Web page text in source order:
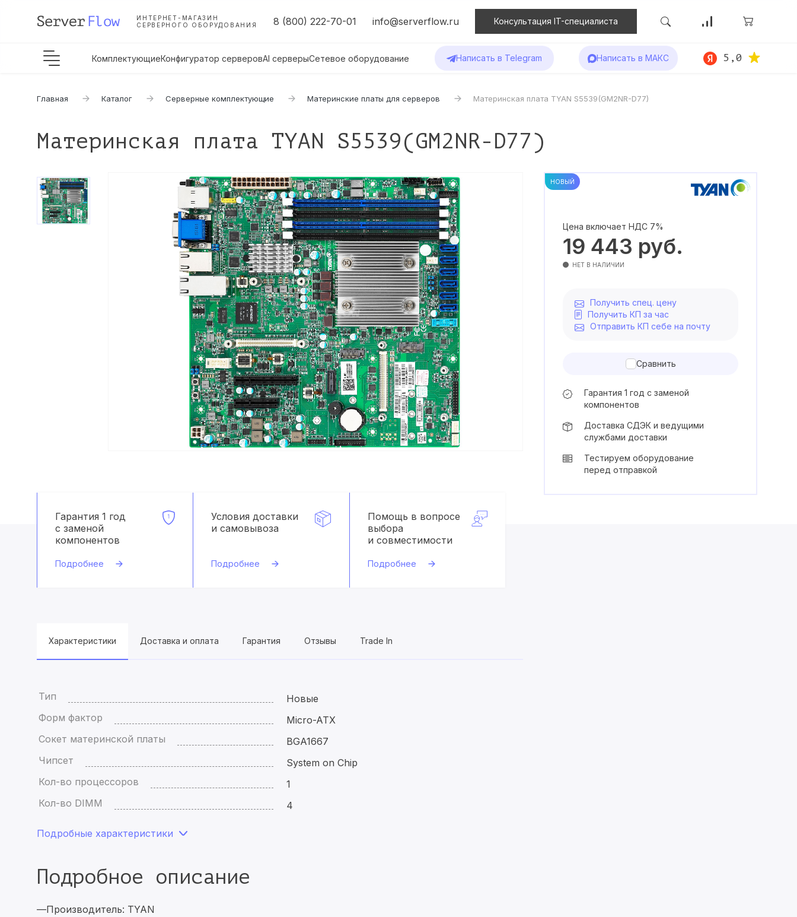
ИНТЕРНЕТ-МАГАЗИН
СЕРВЕРНОГО ОБОРУДОВАНИЯ
8 (800) 222-70-01 info@serverflow.ru Консультация IT-специалиста
КомплектующиеКонфигуратор серверовAI серверыСетевое оборудование Написать в Telegram Написать в МАКС 5,0
Главная Каталог Серверные комплектующие Материнские платы для серверов Материнская плата TYAN S5539(GM2NR-D77)
Материнская плата TYAN S5539(GM2NR-D77)
Гарантия 1 год
с заменой
компонентов
Подробнее
Условия доставки
и самовывоза
Подробнее
Помощь в вопросе
выбора
и совместимости
Подробнее
Характеристики Доставка и оплата Гарантия Отзывы Trade In
Тип
Новые
Форм фактор
Micro-ATX
Сокет материнской платы
BGA1667
Чипсет
System on Chip
Кол-во процессоров
1
Кол-во DIMM
4
Подробные характеристики
Подробное описание
—Производитель: TYAN
НОВЫЙ
Цена включает НДС 7%
19 443 руб.
НЕТ В НАЛИЧИИ
Получить спец. цену
Получить КП за час
Отправить КП себе на почту
Сравнить
Гарантия 1 год с заменой
компонентов
Доставка СДЭК и ведущими
службами доставки
Тестируем оборудование
перед отправкой